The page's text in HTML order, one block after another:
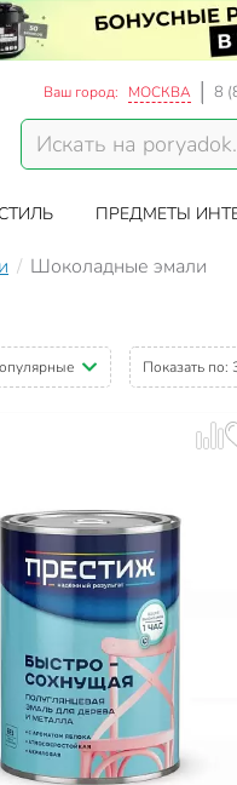
Ваш город: МОСКВА 8
ПРЕДМЕТЫ
Шоколадные эмали
Показать по: